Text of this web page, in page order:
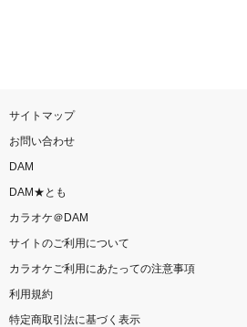
サイトマップ
お問い合わせ
DAM
DAM★とも
カラオケ＠DAM
サイトのご利用について
カラオケご利用にあたっての注意事項
利用規約
特定商取引法に基づく表示